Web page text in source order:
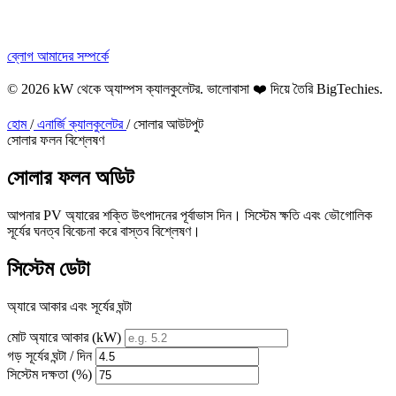
ব্লোগ আমাদের সম্পর্কে
© 2026 kW থেকে অ্যাম্পস ক্যালকুলেটর. ভালোবাসা ❤️ দিয়ে তৈরিBigTechies.
হোম/এনার্জি ক্যালকুলেটর/সোলার আউটপুট
সোলার ফলন বিশ্লেষণ
সোলার ফলনঅডিট
আপনার PV অ্যারের শক্তি উৎপাদনের পূর্বাভাস দিন। সিস্টেম ক্ষতি এবং ভৌগোলিক
সূর্যের ঘনত্ব বিবেচনা করে বাস্তব বিশ্লেষণ।
সিস্টেম ডেটা
অ্যারে আকার এবং সূর্যের ঘন্টা
মোট অ্যারে আকার (kW)
গড় সূর্যের ঘন্টা / দিন
সিস্টেম দক্ষতা (%)